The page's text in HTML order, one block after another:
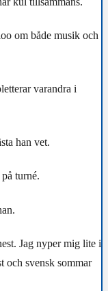
om både musik och
varandra i
han vet.
turné.
Jag nyper mig lite i
och svensk sommar